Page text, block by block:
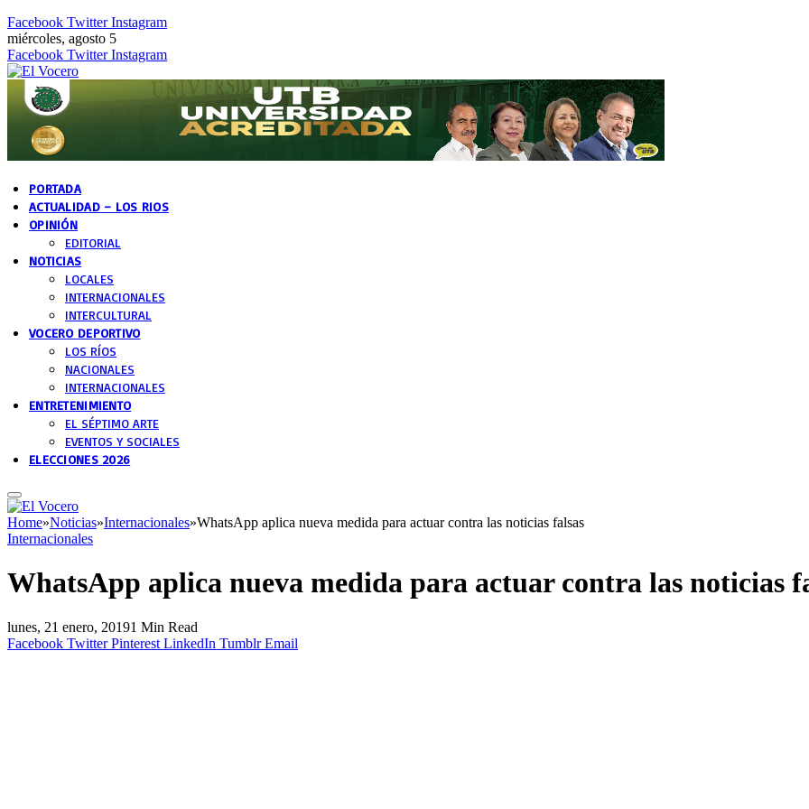
Facebook Twitter Instagram
miércoles, agosto 5
Facebook Twitter Instagram
PORTADA
ACTUALIDAD – LOS RIOS
OPINIÓN
EDITORIAL
NOTICIAS
LOCALES
INTERNACIONALES
INTERCULTURAL
VOCERO DEPORTIVO
LOS RÍOS
NACIONALES
INTERNACIONALES
ENTRETENIMIENTO
EL SÉPTIMO ARTE
EVENTOS Y SOCIALES
ELECCIONES 2026
Home»Noticias»Internacionales»WhatsApp aplica nueva medida para actuar contra las noticias falsas
Internacionales
WhatsApp aplica nueva medida para actuar contra las noticias
lunes, 21 enero, 20191 Min Read
Facebook Twitter Pinterest LinkedIn Tumblr Email